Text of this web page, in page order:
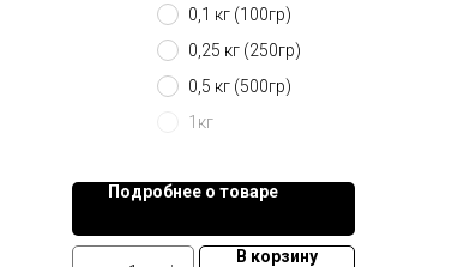
0,1 кг (100гр)
0,25 кг (250гр)
0,5 кг (500гр)
1кг
Подробнее о товаре
В корзину